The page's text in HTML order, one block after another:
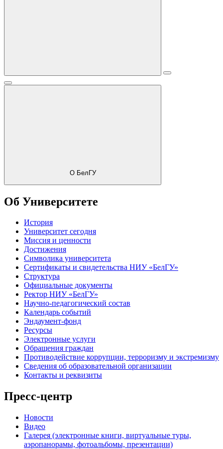
О БелГУ
Об Университете
История
Университет сегодня
Миссия и ценности
Достижения
Символика университета
Сертификаты и свидетельства НИУ «БелГУ»
Структура
Официальные документы
Ректор НИУ «БелГУ»
Научно-педагогический состав
Календарь событий
Эндаумент-фонд
Ресурсы
Электронные услуги
Обращения граждан
Противодействие коррупции, терроризму и экстремизму
Сведения об образовательной организации
Контакты и реквизиты
Пресс-центр
Новости
Видео
Галерея (электронные книги, виртуальные туры,
аэропанорамы, фотоальбомы, презентации)